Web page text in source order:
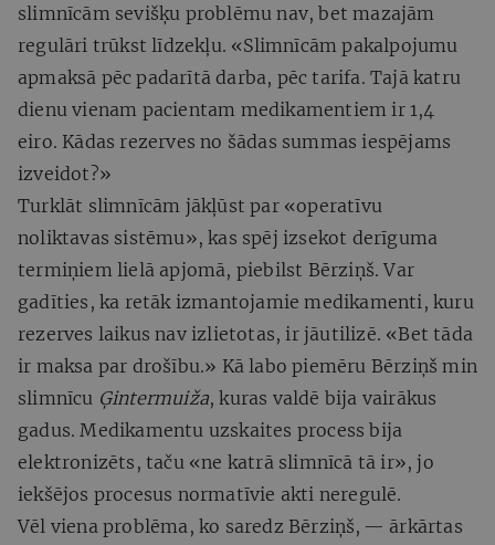
slimnīcām sevišķu problēmu nav, bet mazajām
regulāri trūkst līdzekļu. «Slimnīcām pakalpojumu
apmaksā pēc padarītā darba, pēc tarifa. Tajā katru
dienu vienam pacientam medikamentiem ir 1,4
eiro. Kādas rezerves no šādas summas iespējams
izveidot?»
Turklāt slimnīcām jākļūst par «operatīvu
noliktavas sistēmu», kas spēj izsekot derīguma
termiņiem lielā apjomā, piebilst Bērziņš. Var
gadīties, ka retāk izmantojamie medikamenti, kuru
rezerves laikus nav izlietotas, ir jāutilizē. «Bet tāda
ir maksa par drošību.» Kā labo piemēru Bērziņš min
slimnīcu Ģintermuiža, kuras valdē bija vairākus
gadus. Medikamentu uzskaites process bija
elektronizēts, taču «ne katrā slimnīcā tā ir», jo
iekšējos procesus normatīvie akti neregulē.
Vēl viena problēma, ko saredz Bērziņš, — ārkārtas